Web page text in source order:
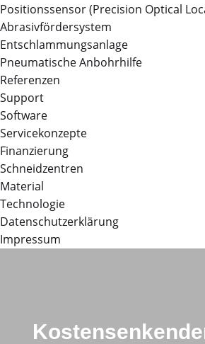
Positionssensor (Precision Optical
Abrasivfördersystem
Entschlammungsanlage
Pneumatische Anbohrhilfe
Referenzen
Support
Software
Servicekonzepte
Finanzierung
Schneidzentren
Material
Technologie
Datenschutzerklärung
Impressum